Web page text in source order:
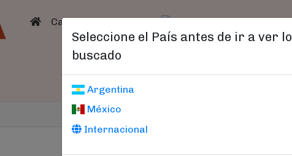
(current)
Catálogo Catálogo
Seleccione el País antes de ir a ver lo
buscado
Argentina
México
Internacional